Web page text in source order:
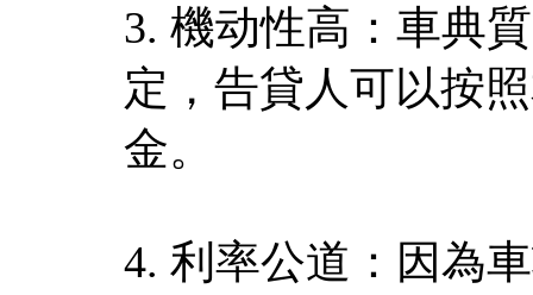
3. 機动性高：車典
定，告貸人可以按
金。
4. 利率公道：因為